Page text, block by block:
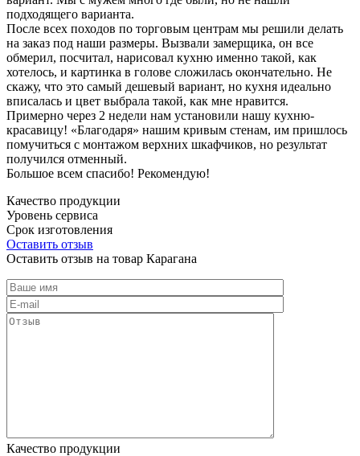
подходящего варианта.
После всех походов по торговым центрам мы решили делать
на заказ под наши размеры. Вызвали замерщика, он все
обмерил, посчитал, нарисовал кухню именно такой, как
хотелось, и картинка в голове сложилась окончательно. Не
скажу, что это самый дешевый вариант, но кухня идеально
вписалась и цвет выбрала такой, как мне нравится.
Примерно через 2 недели нам установили нашу кухню-
красавицу! «Благодаря» нашим кривым стенам, им пришлось
помучиться с монтажом верхних шкафчиков, но результат
получился отменный.
Большое всем спасибо! Рекомендую!
Качество продукции
Уровень сервиса
Срок изготовления
Оставить отзыв
Оставить отзыв на товар Карагана
Качество продукции